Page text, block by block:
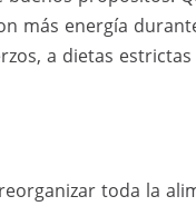
más energía
a dietas
toda la